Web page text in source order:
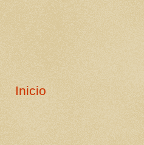
Inicio